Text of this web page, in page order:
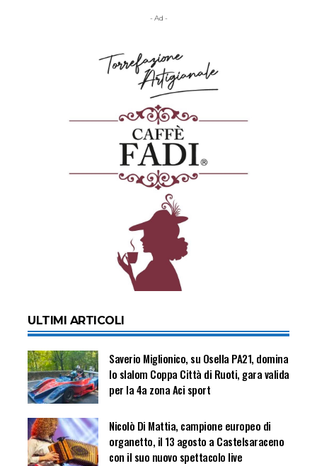
- Ad -
ULTIMI ARTICOLI
Saverio Miglionico, su Osella PA21, domina
lo slalom Coppa Città di Ruoti, gara valida
per la 4a zona Aci sport
Nicolò Di Mattia, campione europeo di
organetto, il 13 agosto a Castelsaraceno
con il suo nuovo spettacolo live